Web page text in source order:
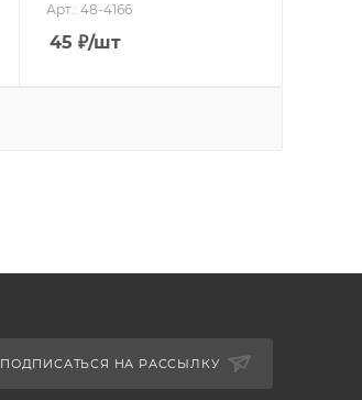
Арт.: 48-4166
45 ₽/шт
ПОДПИСАТЬСЯ НА РАССЫЛКУ